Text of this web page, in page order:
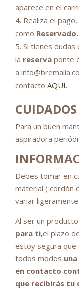
aparece en el
Realiza el
como Reservado.
Si tienes dudas
la reserva ponte
a
contacto AQUI.
CUIDADOS
Para un buen
aspiradora
Debes tomar en
material ( cordón
variar ligeramente
Al ser un producto
para ti,el plazo
estoy segura que
todos modos
en contacto
que recibirás tu